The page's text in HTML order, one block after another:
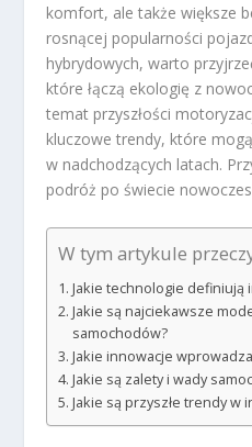
komfort, ale także większe
rosnącej popularności
hybrydowych, warto
które łączą ekologię z
temat przyszłości
kluczowe trendy, które
w nadchodzących latach.
podróż po świecie
W tym artykule
Jakie technologie definiują
Jakie są najciekawsze
samochodów?
Jakie innowacje
Jakie są zalety i wady
Jakie są przyszłe trendy w